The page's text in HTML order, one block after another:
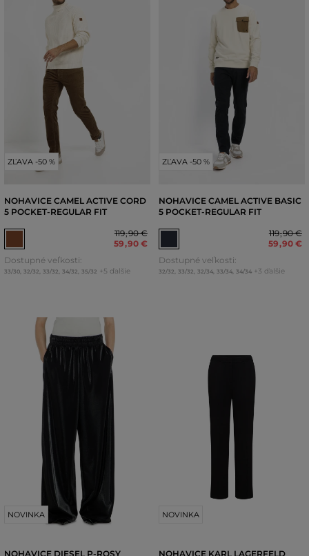
ZĽAVA -50 %
NOHAVICE CAMEL ACTIVE CORD
5 POCKET-REGULAR FIT
119,90 €
59,90 €
Dostupné veľkosti:
33/30, 32/32 33/32 34/32 35/32 +5 ďalšie
ZĽAVA -50 %
NOHAVICE CAMEL ACTIVE BASIC
5 POCKET-REGULAR FIT
119,90 €
59,90 €
Dostupné veľkosti:
32/32 33/32 32/34, 33/34, 34/34 +3 ďalšie
NOVINKA
NOHAVICE DIESEL P-ROSY
NOVINKA
NOHAVICE KARL LAGERFELD